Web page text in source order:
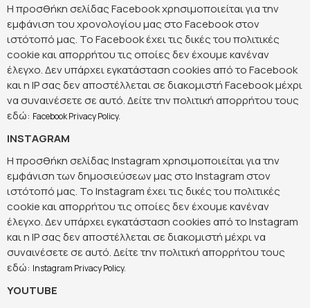
Η προσθήκη σελίδας Facebook χρησιμοποιείται για την
εμφάνιση του χρονολογίου μας στο Facebook στον
ιστότοπό μας. Το Facebook έχει τις δικές του πολιτικές
cookie και απορρήτου τις οποίες δεν έχουμε κανέναν
έλεγχο. Δεν υπάρχει εγκατάσταση cookies από το Facebook
και η IP σας δεν αποστέλλεται σε διακομιστή Facebook μέχρι
να συναινέσετε σε αυτό. Δείτε την πολιτική απορρήτου τους
εδώ: Facebook Privacy Policy.
INSTAGRAM
Η προσθήκη σελίδας Instagram χρησιμοποιείται για την
εμφάνιση των δημοσιεύσεων μας στο Instagram στον
ιστότοπό μας. Το Instagram έχει τις δικές του πολιτικές
cookie και απορρήτου τις οποίες δεν έχουμε κανέναν
έλεγχο. Δεν υπάρχει εγκατάσταση cookies από το Instagram
και η IP σας δεν αποστέλλεται σε διακομιστή μέχρι να
συναινέσετε σε αυτό. Δείτε την πολιτική απορρήτου τους
εδώ: Instagram Privacy Policy.
YOUTUBE